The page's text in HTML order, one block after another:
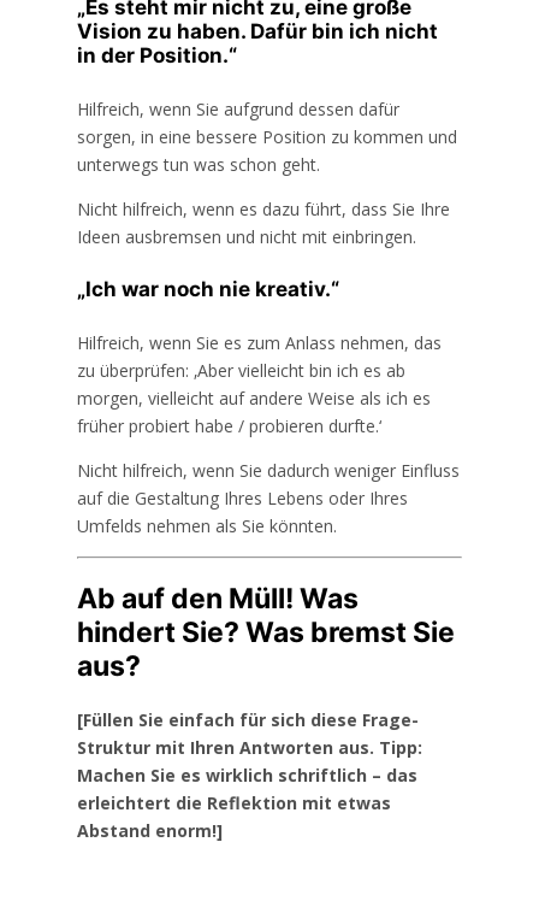
„Es steht mir nicht zu, eine große
Vision zu haben. Dafür bin ich nicht
in der Position.“
Hilfreich, wenn Sie aufgrund dessen dafür
sorgen, in eine bessere Position zu kommen und
unterwegs tun was schon geht.
Nicht hilfreich, wenn es dazu führt, dass Sie Ihre
Ideen ausbremsen und nicht mit einbringen.
„Ich war noch nie kreativ.“
Hilfreich, wenn Sie es zum Anlass nehmen, das
zu überprüfen: ‚Aber vielleicht bin ich es ab
morgen, vielleicht auf andere Weise als ich es
früher probiert habe / probieren durfte.‘
Nicht hilfreich, wenn Sie dadurch weniger Einfluss
auf die Gestaltung Ihres Lebens oder Ihres
Umfelds nehmen als Sie könnten.
Ab auf den Müll! Was
hindert Sie? Was bremst Sie
aus?
[Füllen Sie einfach für sich diese Frage-
Struktur mit Ihren Antworten aus. Tipp:
Machen Sie es wirklich schriftlich – das
erleichtert die Reflektion mit etwas
Abstand enorm!]